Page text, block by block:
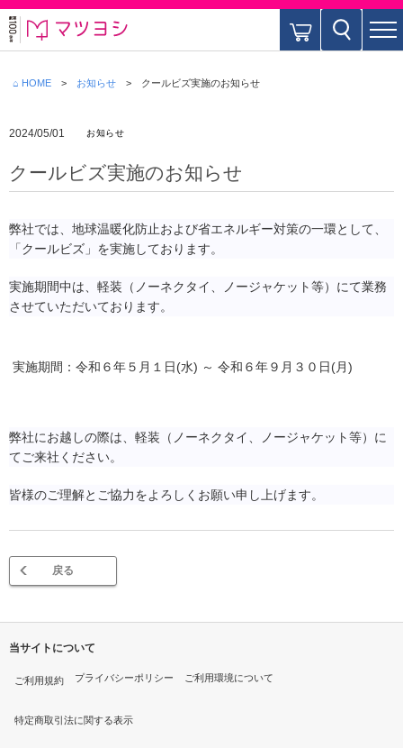
⌂ HOME お知らせ クールビズ実施のお知らせ
クールビズ実施のお知らせ
2024/05/01 お知らせ
弊社では、地球温暖化防止および省エネルギー対策の一環として、
「クールビズ」を実施しております。
実施期間中は、軽装（ノーネクタイ、ノージャケット等）にて業務
させていただいております。
実施期間：令和６年５月１日(水) ～ 令和６年９月３０日(月)
弊社にお越しの際は、軽装（ノーネクタイ、ノージャケット等）に
てご来社ください。
皆様のご理解とご協力をよろしくお願い申し上げます。
戻る
当サイトについて
ご利用規約 プライバシーポリシー ご利用環境について
特定商取引法に関する表示